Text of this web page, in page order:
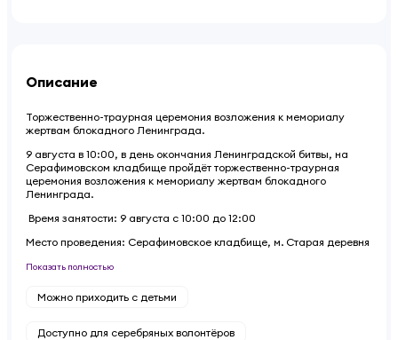
Описание
Торжественно-траурная церемония возложения к мемориалу
жертвам блокадного Ленинграда.
9 августа в 10:00, в день окончания Ленинградской битвы, на
Серафимовском кладбище пройдёт торжественно-траурная
церемония возложения к мемориалу жертвам блокадного
Ленинграда.
Время занятости: 9 августа с 10:00 до 12:00
Место проведения: Серафимовское кладбище, м. Старая деревня
Показать полностью
Можно приходить с детьми
Доступно для серебряных волонтёров